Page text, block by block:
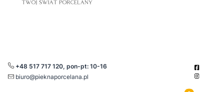
+48 517 717 120, pon-pt: 10-16
biuro@pieknaporcelana.pl